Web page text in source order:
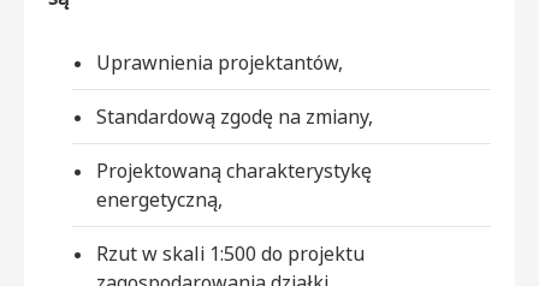
Uprawnienia projektantów,
Standardową zgodę na zmiany,
Projektowaną charakterystykę
energetyczną,
Rzut w skali 1:500 do projektu